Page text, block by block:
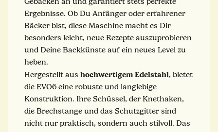
Ergebnisse. Ob Du Anfänger oder erfahrener
Bäcker bist, diese Maschine macht es Dir
besonders leicht, neue Rezepte auszuprobieren
und Deine Backkünste auf ein neues Level zu
heben.
Hergestellt aus hochwertigem Edelstahl, bietet
die EVO6 eine robuste und langlebige
Konstruktion. Ihre Schüssel, der Knethaken,
die Brechstange und das Schutzgitter sind
nicht nur praktisch, sondern auch stilvoll. Das